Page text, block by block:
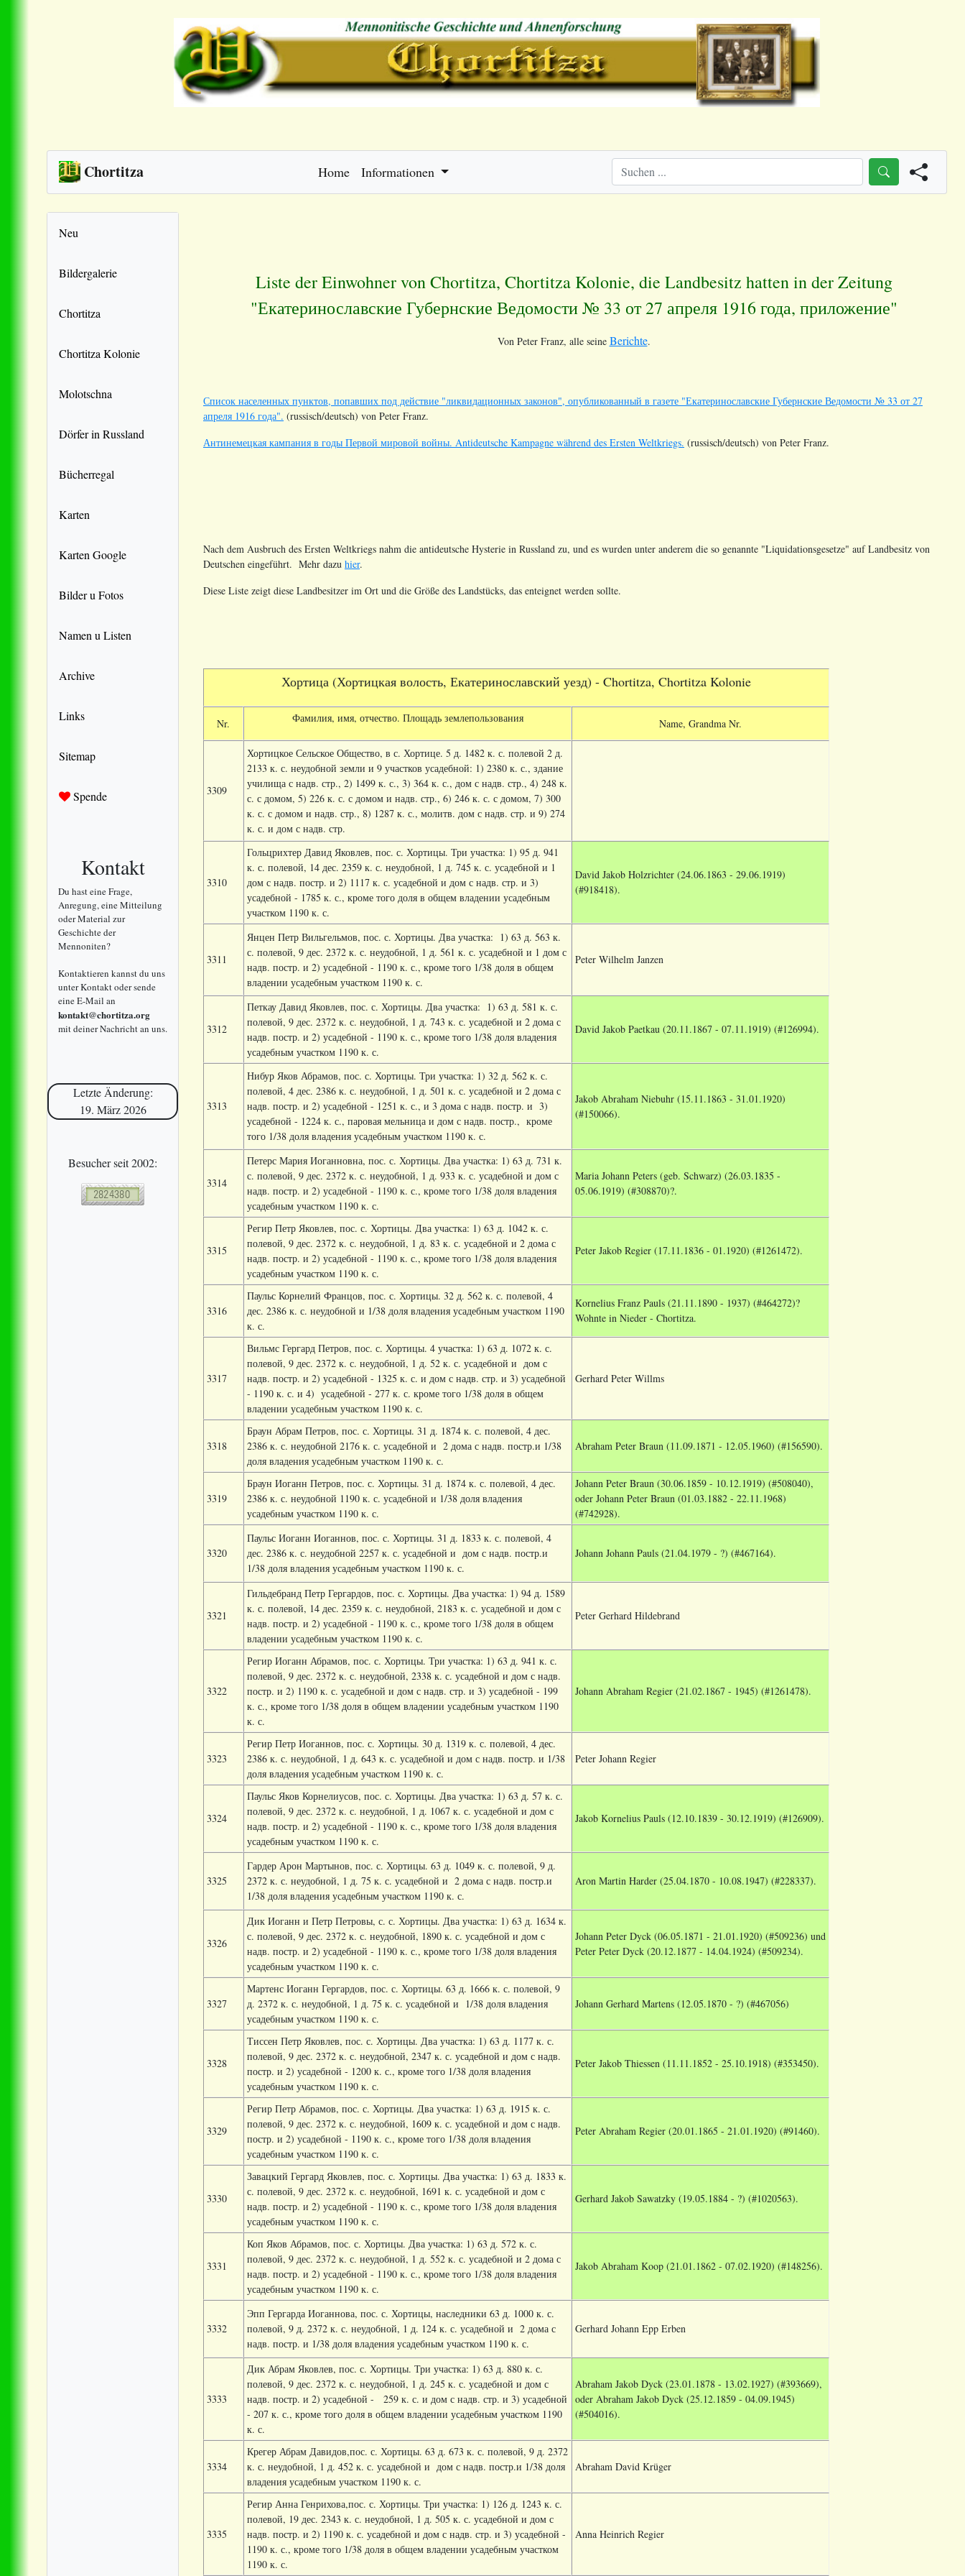
Chortitza Home Informationen
Neu
Bildergalerie
Chortitza
Chortitza Kolonie
Molotschna
Dörfer in Russland
Bücherregal
Karten
Karten Google
Bilder u Fotos
Namen u Listen
Archive
Links
Sitemap
Spende
Kontakt
Du hast eine Frage,
Anregung, eine Mitteilung
oder Material zur
Geschichte der
Mennoniten?
Kontaktieren kannst du uns
unter Kontakt oder sende
eine E-Mail an
kontakt@chortitza.org
mit deiner Nachricht an uns.
Letzte Änderung:
19. März 2026
Besucher seit 2002:
Liste der Einwohner von Chortitza, Chortitza Kolonie, die Landbesitz hatten in der Zeitung
"Екатеринославские Губернские Ведомости № 33 от 27 апреля 1916 года, приложение"
Von Peter Franz, alle seine Berichte.
Список населенных пунктов, попавших под действие "ликвидационных законов", опубликованный в газете "Екатеринославские Губернские Ведомости № 33 от 27
апреля 1916 года". (russisch/deutsch) von Peter Franz.
Антинемецкая кампания в годы Первой мировой войны. Antideutsche Kampagne während des Ersten Weltkriegs. (russisch/deutsch) von Peter Franz.
Nach dem Ausbruch des Ersten Weltkriegs nahm die antideutsche Hysterie in Russland zu, und es wurden unter anderem die so genannte "Liquidationsgesetze" auf Landbesitz von
Deutschen eingeführt. Mehr dazu hier.
Diese Liste zeigt diese Landbesitzer im Ort und die Größe des Landstücks, das enteignet werden sollte.
Хортица (Хортицкая волость, Екатеринославский уезд) - Chortitza, Chortitza Kolonie
Nr. Фамилия, имя, отчество. Площадь землепользования Name, Grandma Nr.
3309
Хортицкое Сельское Общество, в с. Хортице. 5 д. 1482 к. с. полевой 2 д.
2133 к. с. неудобной земли и 9 участков усадебной: 1) 2380 к. с., здание
училища с надв. стр., 2) 1499 к. с., 3) 364 к. с., дом с надв. стр., 4) 248 к.
с. с домом, 5) 226 к. с. с домом и надв. стр., 6) 246 к. с. с домом, 7) 300
к. с. с домом и надв. стр., 8) 1287 к. с., молитв. дом с надв. стр. и 9) 274
к. с. и дом с надв. стр.
3310
Гольцрихтер Давид Яковлев, пос. с. Хортицы. Три участка: 1) 95 д. 941
к. с. полевой, 14 дес. 2359 к. с. неудобной, 1 д. 745 к. с. усадебной и 1
дом с надв. постр. и 2) 1117 к. с. усадебной и дом с надв. стр. и 3)
усадебной - 1785 к. с., кроме того доля в общем владении усадебным
участком 1190 к. с.
David Jakob Holzrichter (24.06.1863 - 29.06.1919)
(#918418).
3311
Янцен Петр Вильгельмов, пос. с. Хортицы. Два участка:
1) 63 д. 563 к.
с. полевой, 9 дес. 2372 к. с. неудобной, 1 д. 561 к. с. усадебной и 1 дом с
надв. постр. и 2) усадебной - 1190 к. с., кроме того 1/38 доля в общем
владении усадебным участком 1190 к. с.
Peter Wilhelm Janzen
3312
Петкау Давид Яковлев, пос. с. Хортицы. Два участка:
1) 63 д. 581 к. с.
полевой, 9 дес. 2372 к. с. неудобной, 1 д. 743 к. с. усадебной и 2 дома с
надв. постр. и 2) усадебной - 1190 к. с., кроме того 1/38 доля владения
усадебным участком 1190 к. с.
David Jakob Paetkau (20.11.1867 - 07.11.1919) (#126994).
3313
Нибур Яков Абрамов, пос. с. Хортицы. Три участка: 1) 32 д. 562 к. с.
полевой, 4 дес. 2386 к. с. неудобной, 1 д. 501 к. с. усадебной и 2 дома с
надв. постр. и 2) усадебной - 1251 к. с., и 3 дома с надв. постр. и 3)
усадебной - 1224 к. с., паровая мельница и дом с надв. постр., кроме
того 1/38 доля владения усадебным участком 1190 к. с.
Jakob Abraham Niebuhr (15.11.1863 - 31.01.1920)
(#150066).
3314
Петерс Мария Иоганновна, пос. с. Хортицы. Два участка: 1) 63 д. 731 к.
с. полевой, 9 дес. 2372 к. с. неудобной, 1 д. 933 к. с. усадебной и дом с
надв. постр. и 2) усадебной - 1190 к. с., кроме того 1/38 доля владения
усадебным участком 1190 к. с.
Maria Johann Peters (geb. Schwarz) (26.03.1835 -
05.06.1919) (#308870)?.
3315
Регир Петр Яковлев, пос. с. Хортицы. Два участка: 1) 63 д. 1042 к. с.
полевой, 9 дес. 2372 к. с. неудобной, 1 д. 83 к. с. усадебной и 2 дома с
надв. постр. и 2) усадебной - 1190 к. с., кроме того 1/38 доля владения
усадебным участком 1190 к. с.
Peter Jakob Regier (17.11.1836 - 01.1920) (#1261472).
3316
Паульс Корнелий Францов, пос. с. Хортицы. 32 д. 562 к. с. полевой, 4
дес. 2386 к. с. неудобной и 1/38 доля владения усадебным участком 1190
к. с.
Kornelius Franz Pauls (21.11.1890 - 1937) (#464272)?
Wohnte in Nieder - Chortitza.
3317
Вильмс Гергард Петров, пос. с. Хортицы. 4 участка: 1) 63 д. 1072 к. с.
полевой, 9 дес. 2372 к. с. неудобной, 1 д. 52 к. с. усадебной и дом с
надв. постр. и 2) усадебной - 1325 к. с. и дом с надв. стр. и 3) усадебной
- 1190 к. с. и 4) усадебной - 277 к. с. кроме того 1/38 доля в общем
владении усадебным участком 1190 к. с.
Gerhard Peter Willms
3318
Браун Абрам Петров, пос. с. Хортицы. 31 д. 1874 к. с. полевой, 4 дес.
2386 к. с. неудобной 2176 к. с. усадебной и 2 дома с надв. постр.и 1/38
доля владения усадебным участком 1190 к. с.
Abraham Peter Braun (11.09.1871 - 12.05.1960) (#156590).
3319
Браун Иоганн Петров, пос. с. Хортицы. 31 д. 1874 к. с. полевой, 4 дес.
2386 к. с. неудобной 1190 к. с. усадебной и 1/38 доля владения
усадебным участком 1190 к. с.
Johann Peter Braun (30.06.1859 - 10.12.1919) (#508040),
oder Johann Peter Braun (01.03.1882 - 22.11.1968)
(#742928).
3320
Паульс Иоганн Иоганнов, пос. с. Хортицы. 31 д. 1833 к. с. полевой, 4
дес. 2386 к. с. неудобной 2257 к. с. усадебной и дом с надв. постр.и
1/38 доля владения усадебным участком 1190 к. с.
Johann Johann Pauls (21.04.1979 - ?) (#467164).
3321
Гильдебранд Петр Гергардов, пос. с. Хортицы. Два участка: 1) 94 д. 1589
к. с. полевой, 14 дес. 2359 к. с. неудобной, 2183 к. с. усадебной и дом с
надв. постр. и 2) усадебной - 1190 к. с., кроме того 1/38 доля в общем
владении усадебным участком 1190 к. с.
Peter Gerhard Hildebrand
3322
Регир Иоганн Абрамов, пос. с. Хортицы. Три участка: 1) 63 д. 941 к. с.
полевой, 9 дес. 2372 к. с. неудобной, 2338 к. с. усадебной и дом с надв.
постр. и 2) 1190 к. с. усадебной и дом с надв. стр. и 3) усадебной - 199
к. с., кроме того 1/38 доля в общем владении усадебным участком 1190
к. с.
Johann Abraham Regier (21.02.1867 - 1945) (#1261478).
3323
Регир Петр Иоганнов, пос. с. Хортицы. 30 д. 1319 к. с. полевой, 4 дес.
2386 к. с. неудобной, 1 д. 643 к. с. усадебной и дом с надв. постр. и 1/38
доля владения усадебным участком 1190 к. с.
Peter Johann Regier
3324
Паульс Яков Корнелиусов, пос. с. Хортицы. Два участка: 1) 63 д. 57 к. с.
полевой, 9 дес. 2372 к. с. неудобной, 1 д. 1067 к. с. усадебной и дом с
надв. постр. и 2) усадебной - 1190 к. с., кроме того 1/38 доля владения
усадебным участком 1190 к. с.
Jakob Kornelius Pauls (12.10.1839 - 30.12.1919) (#126909).
3325
Гардер Арон Мартынов, пос. с. Хортицы. 63 д. 1049 к. с. полевой, 9 д.
2372 к. с. неудобной, 1 д. 75 к. с. усадебной и 2 дома с надв. постр.и
1/38 доля владения усадебным участком 1190 к. с.
Aron Martin Harder (25.04.1870 - 10.08.1947) (#228337).
3326
Дик Иоганн и Петр Петровы, с. с. Хортицы. Два участка: 1) 63 д. 1634 к.
с. полевой, 9 дес. 2372 к. с. неудобной, 1890 к. с. усадебной и дом с
надв. постр. и 2) усадебной - 1190 к. с., кроме того 1/38 доля владения
усадебным участком 1190 к. с.
Johann Peter Dyck (06.05.1871 - 21.01.1920) (#509236) und
Peter Peter Dyck (20.12.1877 - 14.04.1924) (#509234).
3327
Мартенс Иоганн Гергардов, пос. с. Хортицы. 63 д. 1666 к. с. полевой, 9
д. 2372 к. с. неудобной, 1 д. 75 к. с. усадебной и
1/38 доля владения
усадебным участком 1190 к. с.
Johann Gerhard Martens (12.05.1870 - ?) (#467056)
3328
Тиссен Петр Яковлев, пос. с. Хортицы. Два участка: 1) 63 д. 1177 к. с.
полевой, 9 дес. 2372 к. с. неудобной, 2347 к. с. усадебной и дом с надв.
постр. и 2) усадебной - 1200 к. с., кроме того 1/38 доля владения
усадебным участком 1190 к. с.
Peter Jakob Thiessen (11.11.1852 - 25.10.1918) (#353450).
3329
Регир Петр Абрамов, пос. с. Хортицы. Два участка: 1) 63 д. 1915 к. с.
полевой, 9 дес. 2372 к. с. неудобной, 1609 к. с. усадебной и дом с надв.
постр. и 2) усадебной - 1190 к. с., кроме того 1/38 доля владения
усадебным участком 1190 к. с.
Peter Abraham Regier (20.01.1865 - 21.01.1920) (#91460).
3330
Завацкий Гергард Яковлев, пос. с. Хортицы. Два участка: 1) 63 д. 1833 к.
с. полевой, 9 дес. 2372 к. с. неудобной, 1691 к. с. усадебной и дом с
надв. постр. и 2) усадебной - 1190 к. с., кроме того 1/38 доля владения
усадебным участком 1190 к. с.
Gerhard Jakob Sawatzky (19.05.1884 - ?) (#1020563).
3331
Коп Яков Абрамов, пос. с. Хортицы. Два участка: 1) 63 д. 572 к. с.
полевой, 9 дес. 2372 к. с. неудобной, 1 д. 552 к. с. усадебной и 2 дома с
надв. постр. и 2) усадебной - 1190 к. с., кроме того 1/38 доля владения
усадебным участком 1190 к. с.
Jakob Abraham Koop (21.01.1862 - 07.02.1920) (#148256).
3332
Эпп Гергарда Иоганнова, пос. с. Хортицы, наследники 63 д. 1000 к. с.
полевой, 9 д. 2372 к. с. неудобной, 1 д. 124 к. с. усадебной и 2 дома с
надв. постр. и 1/38 доля владения усадебным участком 1190 к. с.
Gerhard Johann Epp Erben
3333
Дик Абрам Яковлев, пос. с. Хортицы. Три участка: 1) 63 д. 880 к. с.
полевой, 9 дес. 2372 к. с. неудобной, 1 д. 245 к. с. усадебной и дом с
надв. постр. и 2) усадебной -
259 к. с. и дом с надв. стр. и 3) усадебной
- 207 к. с., кроме того доля в общем владении усадебным участком 1190
к. с.
Abraham Jakob Dyck (23.01.1878 - 13.02.1927) (#393669),
oder Abraham Jakob Dyck (25.12.1859 - 04.09.1945)
(#504016).
3334
Крегер Абрам Давидов,пос. с. Хортицы. 63 д. 673 к. с. полевой, 9 д. 2372
к. с. неудобной, 1 д. 452 к. с. усадебной и дом с надв. постр.и 1/38 доля
владения усадебным участком 1190 к. с.
Abraham David Krüger
3335
Регир Анна Генрихова,пос. с. Хортицы. Три участка: 1) 126 д. 1243 к. с.
полевой, 19 дес. 2343 к. с. неудобной, 1 д. 505 к. с. усадебной и дом с
надв. постр. и 2) 1190 к. с. усадебной и дом с надв. стр. и 3) усадебной -
1190 к. с., кроме того 1/38 доля в общем владении усадебным участком
1190 к. с.
Anna Heinrich Regier